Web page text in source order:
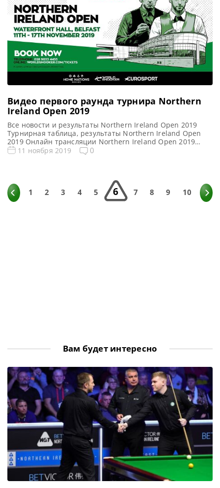
Видео первого раунда турнира Northern
Ireland Open 2019
Все новости и результаты Northern Ireland Open 2019
Турнирная таблица, результаты Northern Ireland Open
2019 Онлайн трансляции Northern Ireland Open 2019
Видео Northern Ireland Open 2019 Видеоповторы матчей
записи Видео матчей: Видео матча […]
11 ноября 2019 0
1 2 3 4 5 6 7 8 9 10
Вам будет интересно